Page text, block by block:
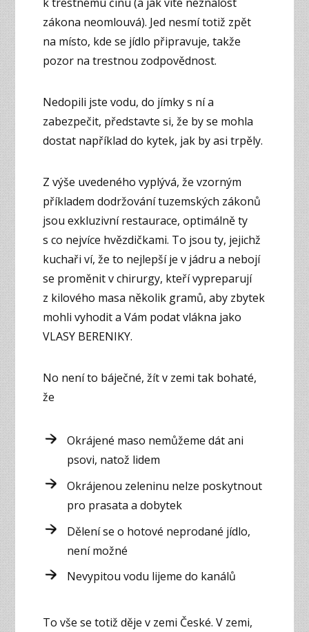
zákona neomlouvá). Jed nesmí totiž zpět
na místo, kde se jídlo připravuje, takže
pozor na trestnou zodpovědnost.
Nedopili jste vodu, do jímky s ní a
zabezpečit, představte si, že by se mohla
dostat například do kytek, jak by asi trpěly.
Z výše uvedeného vyplývá, že vzorným
příkladem dodržování tuzemských zákonů
jsou exkluzivní restaurace, optimálně ty
s co nejvíce hvězdičkami. To jsou ty, jejichž
kuchaři ví, že to nejlepší je v jádru a nebojí
se proměnit v chirurgy, kteří vypreparují
z kilového masa několik gramů, aby zbytek
mohli vyhodit a Vám podat vlákna jako
VLASY BERENIKY.
No není to báječné, žít v zemi tak bohaté,
že
Okrájené maso nemůžeme dát ani
psovi, natož lidem
Okrájenou zeleninu nelze poskytnout
pro prasata a dobytek
Dělení se o hotové neprodané jídlo,
není možné
Nevypitou vodu lijeme do kanálů
To vše se totiž děje v zemi České. V zemi,